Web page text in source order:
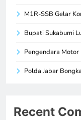
M1R-SSB Gelar
Bupati Sukabumi
Pengendara
Polda Jabar
Recent